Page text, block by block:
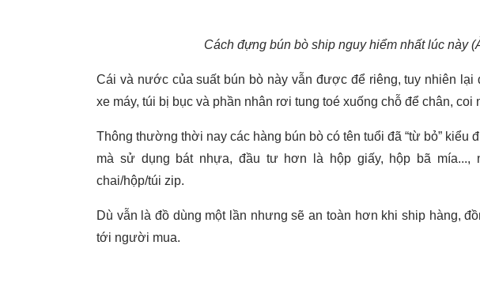
Cách đựng bún bò ship nguy hiểm nhất lúc này
Cái và nước của suất bún bò này vẫn được để riêng, tuy nhiên lại
xe máy, túi bị bục và phần nhân rơi tung toé xuống chỗ để chân, coi
Thông thường thời nay các hàng bún bò có tên tuổi đã “từ bỏ” kiểu
mà sử dụng bát nhựa, đầu tư hơn là hộp giấy, hộp bã mía...,
chai/hộp/túi zip.
Dù vẫn là đồ dùng một lần nhưng sẽ an toàn hơn khi ship hàng,
tới người mua.